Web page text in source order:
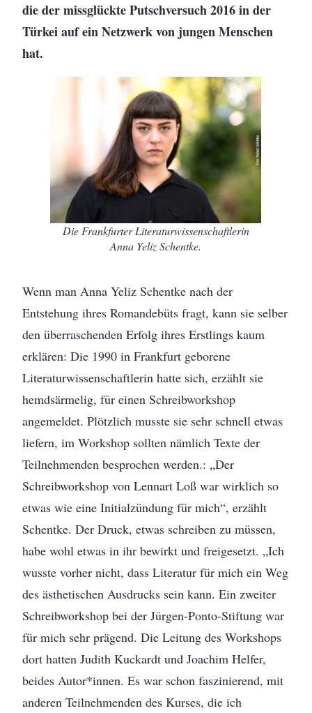
die der missglückte Putschversuch 2016 in der
Türkei auf ein Netzwerk von jungen Menschen
hat.
Die Frankfurter Literaturwissenschaftlerin
Anna Yeliz Schentke.
Wenn man Anna Yeliz Schentke nach der
Entstehung ihres Romandebüts fragt, kann sie selber
den überraschenden Erfolg ihres Erstlings kaum
erklären: Die 1990 in Frankfurt geborene
Literaturwissenschaftlerin hatte sich, erzählt sie
hemdsärmelig, für einen Schreibworkshop
angemeldet. Plötzlich musste sie sehr schnell etwas
liefern, im Workshop sollten nämlich Texte der
Teilnehmenden besprochen werden.: „Der
Schreibworkshop von Lennart Loß war wirklich so
etwas wie eine Initialzündung für mich“, erzählt
Schentke. Der Druck, etwas schreiben zu müssen,
habe wohl etwas in ihr bewirkt und freigesetzt. „Ich
wusste vorher nicht, dass Literatur für mich ein Weg
des ästhetischen Ausdrucks sein kann. Ein zweiter
Schreibworkshop bei der Jürgen-Ponto-Stiftung war
für mich sehr prägend. Die Leitung des Workshops
dort hatten Judith Kuckardt und Joachim Helfer,
beides Autor*innen. Es war schon faszinierend, mit
anderen Teilnehmenden des Kurses, die ich